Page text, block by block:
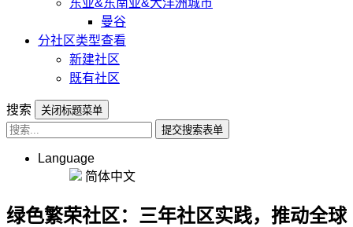
东亚&东南亚&大洋洲城市
曼谷
分社区类型查看
新建社区
既有社区
搜索
关闭标题菜单
提交搜索表单
Language
简体中文
绿色繁荣社区：三年社区实践，推动全球